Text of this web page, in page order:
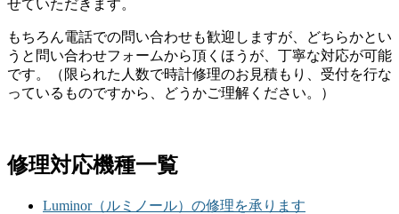
せていただきます。
もちろん電話での問い合わせも歓迎しますが、どちらかとい
うと問い合わせフォームから頂くほうが、丁寧な対応が可能
です。（限られた人数で時計修理のお見積もり、受付を行な
っているものですから、どうかご理解ください。）
修理対応機種一覧
Luminor（ルミノール）の修理を承ります